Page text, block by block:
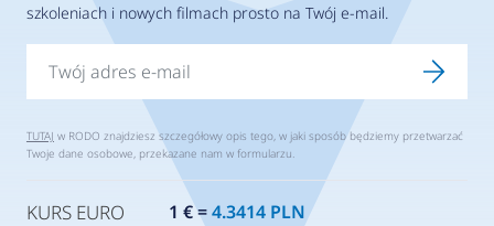
szkoleniach i nowych filmach prosto na Twój e-mail.
TUTAJ w RODO znajdziesz szczegółowy opis tego, w jaki sposób będziemy przetwarzać
Twoje dane osobowe, przekazane nam w formularzu.
KURS EURO 1 € =4.3414 PLN